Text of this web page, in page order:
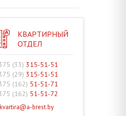
КВАРТИРНЫЙ
ОТДЕЛ
(33) 315-51-51
(29) 315-51-51
(162) 51-51-71
(162) 51-51-72
kvartira@a-brest.by